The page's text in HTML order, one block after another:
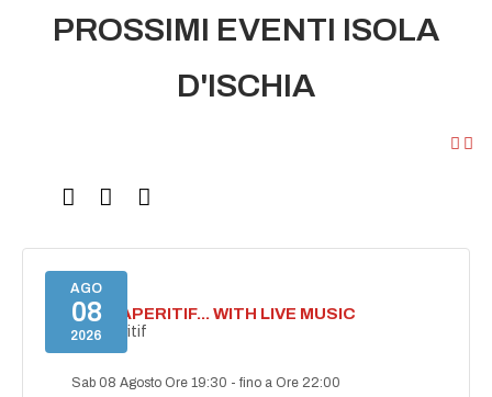
PROSSIMI EVENTI ISOLA
D'ISCHIA
AGO
08
2026
SECRET APERITIF... WITH LIVE MUSIC
Secret aperitif
Sab 08 Agosto Ore 19:30 -fino a Ore 22:00